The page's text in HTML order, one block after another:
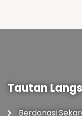
Tautan
Berdonasi